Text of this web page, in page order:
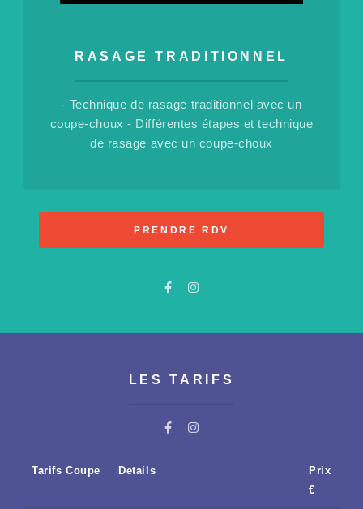
RASAGE TRADITIONNEL
- Technique de rasage traditionnel avec un
coupe-choux- Différentes étapes et technique
de rasage avec un coupe-choux
PRENDRE RDV
LES TARIFS
Tarifs Coupe Details
Prix
€